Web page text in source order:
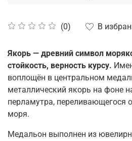
(0) В
Якорь — древний символ
стойкость, верность курсу.
воплощён в центральном
металлический якорь на фоне
перламутра, переливающегося
моря.
Медальон выполнен из